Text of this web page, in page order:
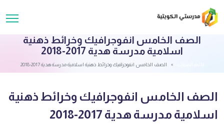
الصف الخامس انفوجرافيك وخرائط ذهنية
اسلامية مدرسة هدية 2017-2018
الصف الخامس انفوجرافيك وخرائط ذهنية اسلامية مدرسة هدية 2017-2018
الصف الخامس انفوجرافيك وخرائط ذهنية
اسلامية مدرسة هدية 2017-2018